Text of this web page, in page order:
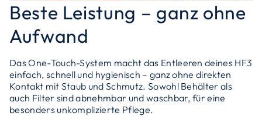
Beste Leistung – ganz ohne
Aufwand
Das One-Touch-System macht das Entleeren deines HF3
einfach, schnell und hygienisch – ganz ohne direkten
Kontakt mit Staub und Schmutz. Sowohl Behälter als
auch Filter sind abnehmbar und waschbar, für eine
besonders unkomplizierte Pflege.